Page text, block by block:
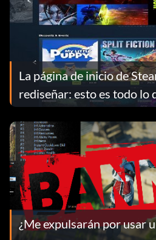
La página de inicio de
rediseñar: esto es todo lo
¿Me expulsarán por usar